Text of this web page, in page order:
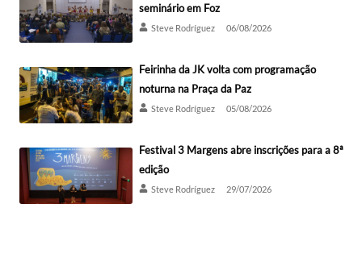
seminário em Foz
Steve Rodríguez 06/08/2026
Feirinha da JK volta com programação
noturna na Praça da Paz
Steve Rodríguez 05/08/2026
Festival 3 Margens abre inscrições para a 8ª
edição
Steve Rodríguez 29/07/2026